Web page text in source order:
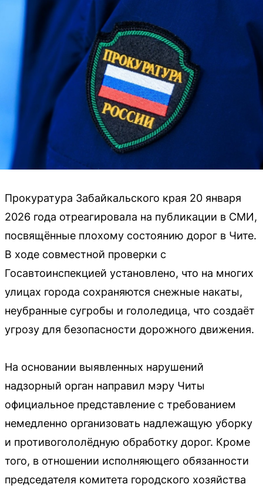
Прокуратура Забайкальского края 20 января
2026 года отреагировала на публикации в СМИ,
посвящённые плохому состоянию дорог в Чите.
В ходе совместной проверки с
Госавтоинспекцией установлено, что на многих
улицах города сохраняются снежные накаты,
неубранные сугробы и гололедица, что создаёт
угрозу для безопасности дорожного движения.
На основании выявленных нарушений
надзорный орган направил мэру Читы
официальное представление с требованием
немедленно организовать надлежащую уборку
и противогололёдную обработку дорог. Кроме
того, в отношении исполняющего обязанности
председателя комитета городского хозяйства